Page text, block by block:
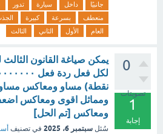
جانبيًا
داخل سيارة تدور
منعطف
بسرعة كبيرة
العام
الأول الثاني الثالث
0
تصويتات
1
إجابة
يمكن صياغة القانون الثالث
نقطة) مساو ومعاكس
ومماثل اقوى ومعاكس
ومعاكس [تم الحل]
سُئل سبتمبر 6، 2025 في تصنيف